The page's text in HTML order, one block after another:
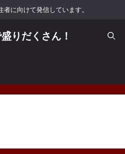
に向けて発信しています。
りだくさん！